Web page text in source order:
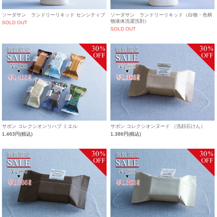
ソーダサン ランドリーリキッド センシティブ
SOLD OUT
ソーダサン ランドリーリキッド（白物・色柄
物液体洗濯洗剤）
SOLD OUT
サボン コレクシオンリハブ ミエル
1,463円(税込)
サボン コレクシオンヌード （洗顔石けん）
1,386円(税込)